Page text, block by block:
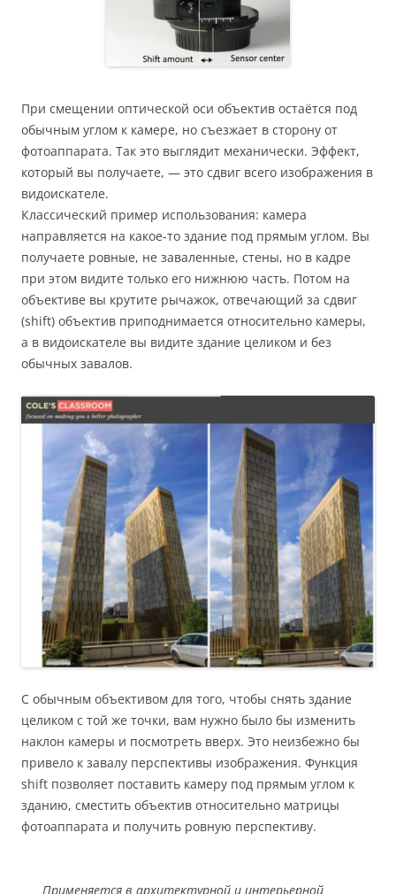
При смещении оптической оси объектив остаётся под
обычным углом к камере, но съезжает в сторону от
фотоаппарата. Так это выглядит механически. Эффект,
который вы получаете, — это сдвиг всего изображения в
видоискателе.
Классический пример использования: камера
направляется на какое-то здание под прямым углом. Вы
получаете ровные, не заваленные, стены, но в кадре
при этом видите только его нижнюю часть. Потом на
объективе вы крутите рычажок, отвечающий за сдвиг
(shift) объектив приподнимается относительно камеры,
а в видоискателе вы видите здание целиком и без
обычных завалов.
С обычным объективом для того, чтобы снять здание
целиком с той же точки, вам нужно было бы изменить
наклон камеры и посмотреть вверх. Это неизбежно бы
привело к завалу перспективы изображения. Функция
shift позволяет поставить камеру под прямым углом к
зданию, сместить объектив относительно матрицы
фотоаппарата и получить ровную перспективу.
Применяется в архитектурной и интерьерной